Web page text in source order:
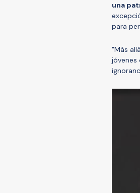
una
para
"Más
jóvenes